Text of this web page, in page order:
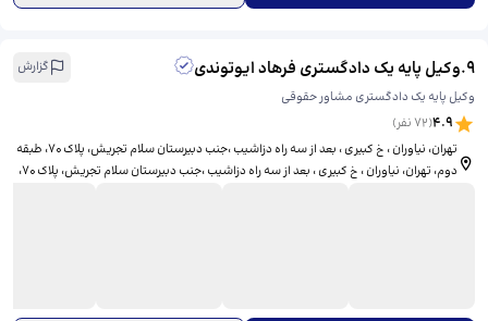
9
.وکیل پایه یک دادگستری فرهاد ایوتوندی
گزارش
وکیل پایه یک دادگستری مشاور حقوقی
4.9
(
72 نفر)
تهران، نیاوران ، خ کبیری ، بعد از سه راه دزاشیب ،جنب دبیرستان سلام تجریش، پلاک ۷۰، طبقه
دوم، ​تهران، نیاوران ، خ کبیری ، بعد از سه راه دزاشیب ،جنب دبیرستان سلام تجریش، پلاک ۷۰،